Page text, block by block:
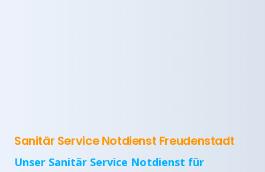
Sanitär Service Notdienst Freudenstadt
Unser Sanitär Service Notdienst für